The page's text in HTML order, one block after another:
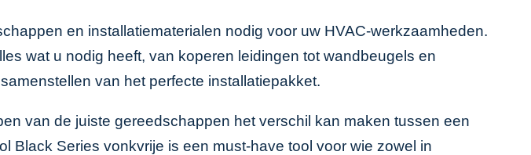
en installatiematerialen nodig voor uw HVAC-werkzaamheden.
wat u nodig heeft, van koperen leidingen tot wandbeugels en
van het perfecte installatiepakket.
van de juiste gereedschappen het verschil kan maken tussen een
Black Series vonkvrije is een must-have tool voor wie zowel in